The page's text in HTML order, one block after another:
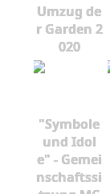
Umzug de
r Garden 2
020
"Symbole
und Idol
e" - Gemei
nschaftssi